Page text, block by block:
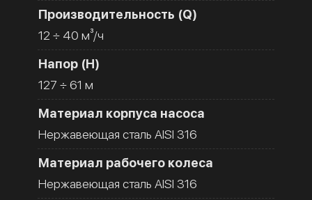
Производительность (Q)
12 ÷ 40 м³/ч
Напор (H)
127 ÷ 61 м
Материал корпуса насоса
Нержавеющая сталь AISI 316
Материал рабочего колеса
Нержавеющая сталь AISI 316